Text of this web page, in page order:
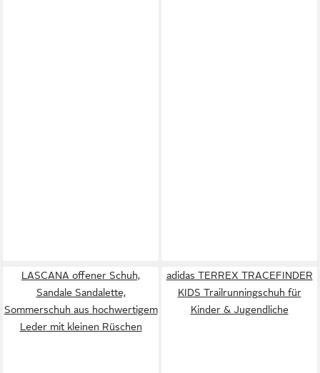
LASCANA offener Schuh,
Sandale Sandalette,
Sommerschuh aus hochwertigem
Leder mit kleinen Rüschen
adidas TERREX TRACEFINDER
KIDS Trailrunningschuh für
Kinder & Jugendliche